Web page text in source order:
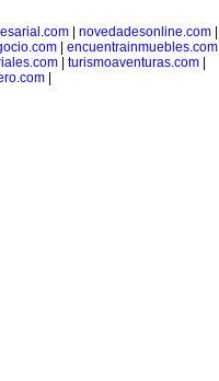
novedadesonline.com
| encuentrainmuebles.com|
| turismoaventuras.com|
|